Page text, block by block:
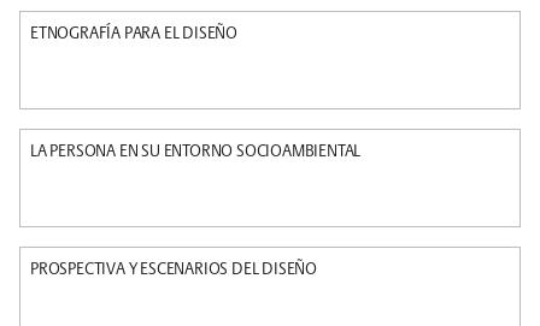
ETNOGRAFÍA PARA EL DISEÑO
LA PERSONA EN SU ENTORNO SOCIOAMBIENTAL
PROSPECTIVA Y ESCENARIOS DEL DISEÑO